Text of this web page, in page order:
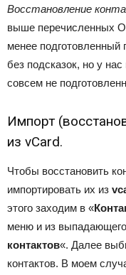
Восстановление
выше перечисленных
менее подготовленный
без подсказок, но у
совсем не
Импорт
из vCard.
Чтобы восстановить
импортировать их из
этого заходим в «
меню и из
контактов«. Далее
контактов. В моем